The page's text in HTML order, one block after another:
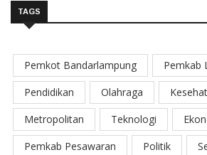
TAGS
Pemkot Bandarlampung
Pemkab
Pendidikan
Olahraga
Metropolitan
Teknologi
Pemkab Pesawaran
Politik